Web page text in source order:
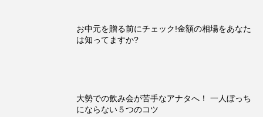
お中元を贈る前にチェック!金額の相場をあなた
は知ってますか?
大勢での飲み会が苦手なアナタへ！ 一人ぼっち
にならない５つのコツ